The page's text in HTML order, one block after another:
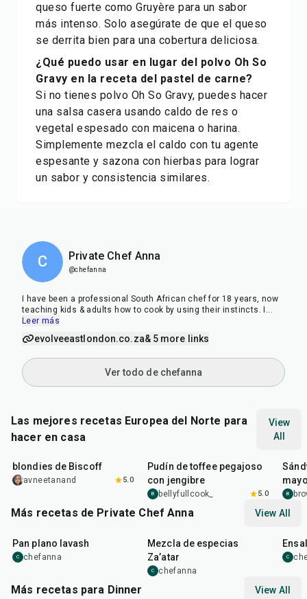
queso fuerte como Gruyère para un sabor
más intenso. Solo asegúrate de que el queso
se derrita bien para una cobertura deliciosa.
¿Qué puedo usar en lugar del polvo Oh So
Gravy en la receta del pastel de carne?
Si no tienes polvo Oh So Gravy, puedes hacer
una salsa casera usando caldo de res o
vegetal espesado con maicena o harina.
Simplemente mezcla el caldo con tu agente
espesante y sazona con hierbas para lograr
un sabor y consistencia similares.
C Private Chef Anna
@chefanna
I have been a professional South African chef for 18 years, now
teaching kids & adults how to cook by using their instincts. I ...
Leer más
evolveeastlondon.co.za& 5 more links
Ver todo de chefanna
Las mejores recetas Europea del Norte para
hacer en casa
View
All
55 min
blondies de Biscoff
avneetanand 5.0
Pudín de toffee pegajoso
con jengibre
B bellyfullcook_ 5.0 B
Más recetas de Private Chef Anna View All
Pan plano lavash
C chefanna
Mezcla de especias
Za’atar
C chefanna
C
Más recetas para Dinner View All